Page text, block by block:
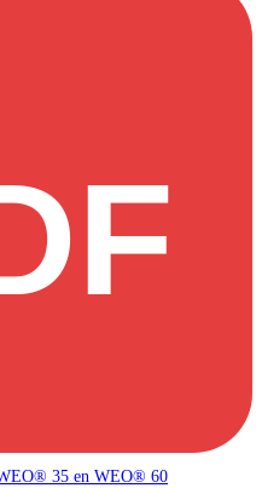
35 en WEO® 60